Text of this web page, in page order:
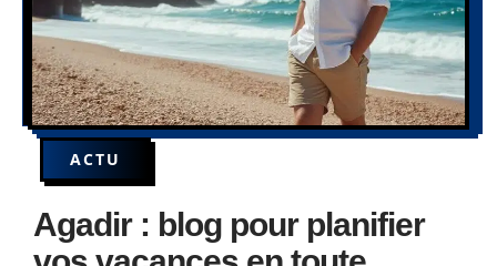
ACTU
Agadir : blog pour planifier